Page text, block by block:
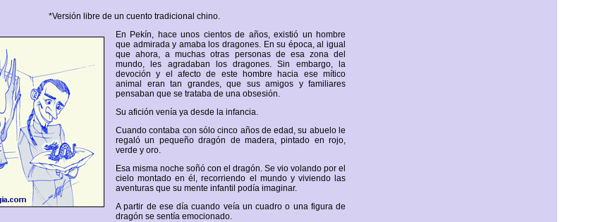
*Versión libre de un cuento tradicional chino.
En Pekín, hace unos cientos de años, existió un hombre
que admirada y amaba los dragones. En su época, al igual
que ahora, a muchas otras personas de esa zona del
mundo, les agradaban los dragones. Sin embargo, la
devoción y el afecto de este hombre hacia ese mítico
animal eran tan grandes, que sus amigos y familiares
pensaban que se trataba de una obsesión.
Su afición venía ya desde la infancia.
Cuando contaba con sólo cinco años de edad, su abuelo le
regaló un pequeño dragón de madera, pintado en rojo,
verde y oro.
Esa misma noche soñó con el dragón. Se vio volando por el
cielo montado en él, recorriendo el mundo y viviendo las
aventuras que su mente infantil podía imaginar.
A partir de ese día cuando veía un cuadro o una figura de
dragón se sentía emocionado.